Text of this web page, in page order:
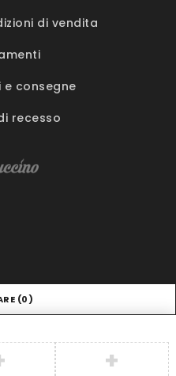
di vendita
e consegne
recesso
(0)